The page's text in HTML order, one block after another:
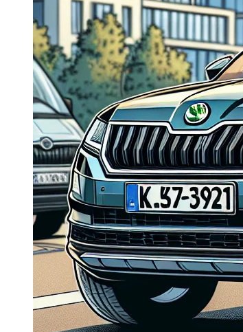
Navigatie Audi A6 C6
Navigatie Audi A6 C7
Navigatie Audi Q5
Ford
Navigație Ford Fiesta
Navigație Ford Focus 1
Navigație Ford Focus 2
Navigație Ford Focus MK3
Navigație Ford Mondeo
Navigație Ford Mondeo
Navigație Ford Transit
Mercedes
Navigație Mercedes C Class
Navigație Mercedes C Class
Navigație Mercedes W203
Navigație Mercedes W204
Navigație Mercedes W211
Navigație Mercedes Sprinter
Passat
Navigație Passat B5
Navigație Passat B5 5
Navigație Passat B6
Navigație Passat B7
Navigație Passat B8
Navigație Passat CC
Skoda
Navigație Skoda Fabia 1